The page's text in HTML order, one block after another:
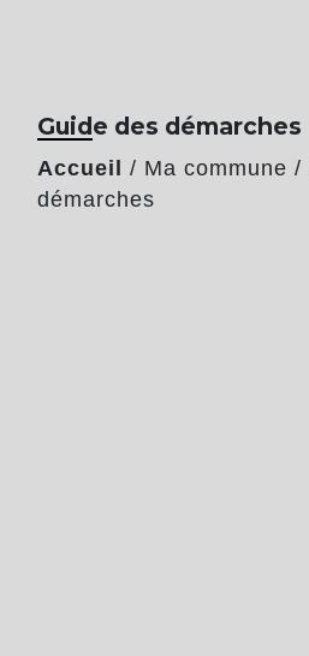
Guide des démarches
Accueil / Ma commune /
démarches